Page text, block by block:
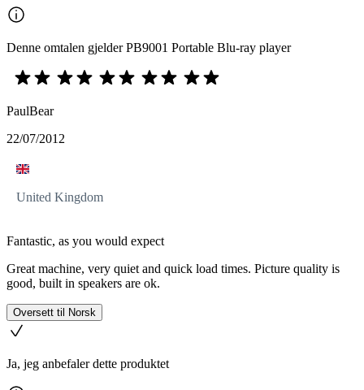
Denne omtalen gjelder PB9001 Portable Blu-ray player
PaulBear
22/07/2012
United Kingdom
Fantastic, as you would expect
Great machine, very quiet and quick load times. Picture quality is
good, built in speakers are ok.
Oversett til Norsk
Ja, jeg anbefaler dette produktet